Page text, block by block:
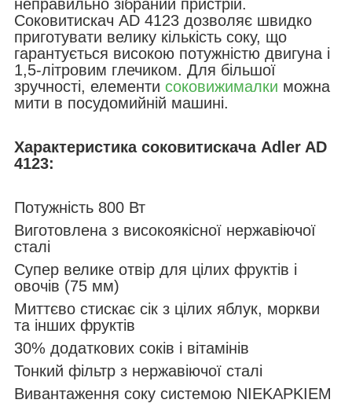
неправильно зібраний пристрій.
Соковитискач AD 4123 дозволяє швидко
приготувати велику кількість соку, що
гарантується високою потужністю двигуна і
1,5-літровим глечиком. Для більшої
зручності, елементи соковижималки можна
мити в посудомийній машині.
Характеристика соковитискача Adler AD
4123:
Потужність 800 Вт
Виготовлена з високоякісної нержавіючої
сталі
Супер велике отвір для цілих фруктів і
овочів (75 мм)
Миттєво стискає сік з цілих яблук, моркви
та інших фруктів
30% додаткових соків і вітамінів
Тонкий фільтр з нержавіючої сталі
Вивантаження соку системою NIEKAPKIEM